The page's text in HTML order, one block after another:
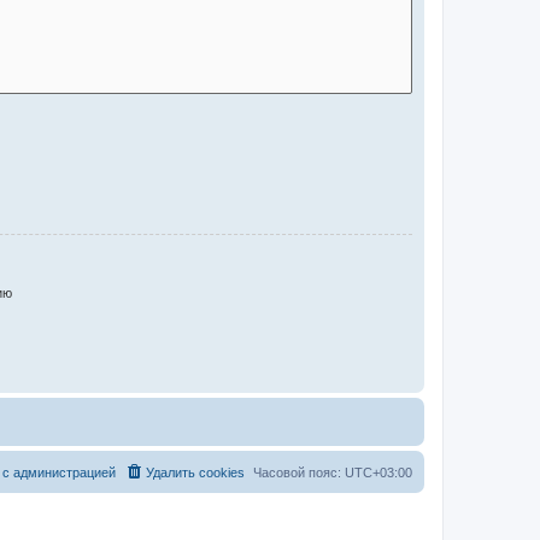
Часовой пояс: UTC+03:00
Удалить cookies
администрацией